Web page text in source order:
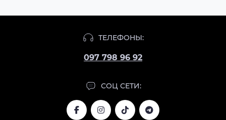
ТЕЛЕФОНЫ:
097 798 96 92
СОЦ СЕТИ: